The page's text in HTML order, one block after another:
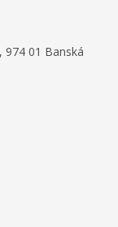
974 01 Banská